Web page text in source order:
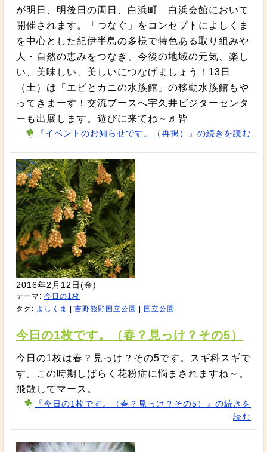
が明日、明後日の両日、白浜町 白浜会館において
開催されます。「つなぐ」をコンセプトによしくま
を中心とした紀伊半島の多様で特色ある取り組みや
人・自然の恵みをつなぎ、今後の地域の元気、楽し
い、美味しい、美しいにつなげましょう！13日
（土）は「エビとカニの水族館」の移動水族館もや
ってきまーす！交流ブースへ宇久井ビジターセンタ
ーも出展します。遊びに来てね～♬皆
『イベントのお知らせです。（再掲）』の続きを読む
2016年2月12日(金)
テーマ: 今日の1枚
タグ: よしくま 吉野熊野国立公園 国立公園
今日の1枚です。（春？見っけ？その5）
今日の1枚は春？見っけ？その5です。スギ科スギで
す。この時期しばらく花粉症に悩まされますね～。
飛散してマース。
『今日の1枚です。（春？見っけ？その5）』の続きを
読む